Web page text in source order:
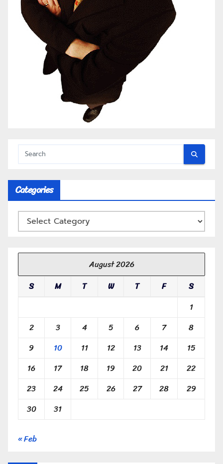
Categories
August 2026
S
M T W T F
S
1
2
3 4 5 6 7
8
9
10 11 12 13 14
15
16
17 18 19 20 21
22
23
24 25 26 27 28
29
30
31
« Feb